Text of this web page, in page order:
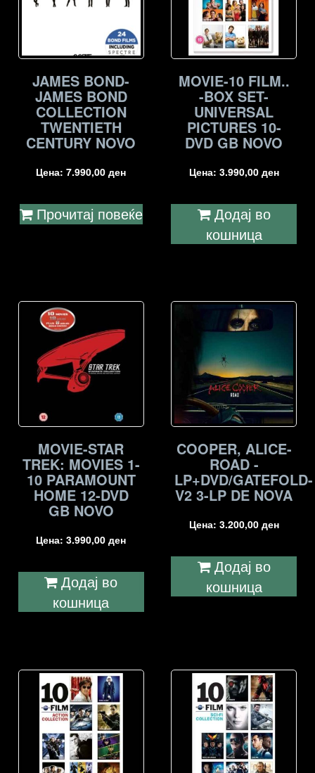
JAMES BOND-
JAMES BOND
COLLECTION
TWENTIETH
CENTURY NOVO
Цена:7.990,00ден
Прочитај повеќе
MOVIE-10 FILM..
-BOX SET-
UNIVERSAL
PICTURES 10-
DVD GB NOVO
Цена: 3.990,00 ден
Додај во
кошница
MOVIE-STAR
TREK: MOVIES 1-
10 PARAMOUNT
HOME 12-DVD
GB NOVO
Цена:3.990,00ден
Додај во
кошница
COOPER, ALICE-
ROAD -
LP+DVD/GATEFOLD-
V2 3-LP DE NOVA
Цена: 3.200,00 ден
Додај во
кошница